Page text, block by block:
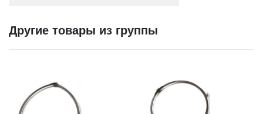
Другие товары из группы